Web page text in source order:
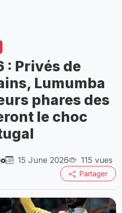
: Privés de
Lumumba
phares des
le choc
15 June 2026 115 vues
Partager